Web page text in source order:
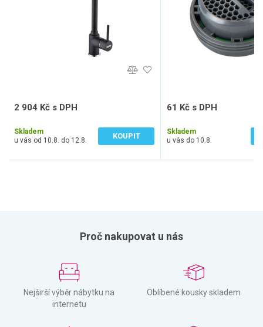
2 904 Kč s DPH
Skladem
u vás od 10.8. do 12.8.
KOUPIT
61 Kč s DPH
Skladem
u vás do 10.8.
Proč nakupovat u nás
Nejširší výběr nábytku na
internetu
Oblíbené kousky skladem